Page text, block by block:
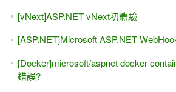
[vNext]ASP.NET vNext初體驗
[ASP.NET]Microsoft ASP.NET
[Docker]microsoft/aspnet docker
錯誤?